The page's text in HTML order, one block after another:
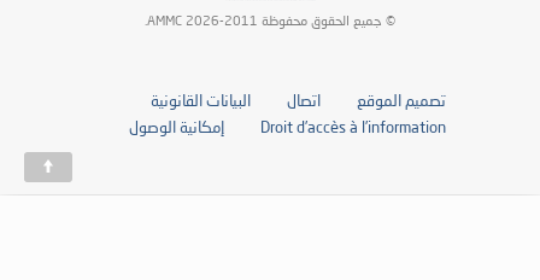
© جميع الحقوق محفوظة 2011-2026 AMMC.
تصميم الموقع اتصال
البيانات القانونية
Droit d’accès à l’information
إمكانية الوصول